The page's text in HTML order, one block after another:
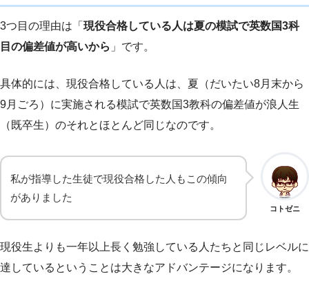
3つ目の理由は「 現役合格している人は夏の模試で英数国3科
目の偏差値が高いから 」です。
具体的には、現役合格している人は、夏（だいたい8月末から
9月ごろ）に実施される模試で英数国3教科の偏差値が浪人生
（既卒生）のそれとほとんど同じなのです。
コトゼニ
私が指導した生徒で現役合格した人もこの傾向
がありました
現役生よりも一年以上長く勉強している人たちと同じレベルに
達しているということは大きなアドバンテージになります。